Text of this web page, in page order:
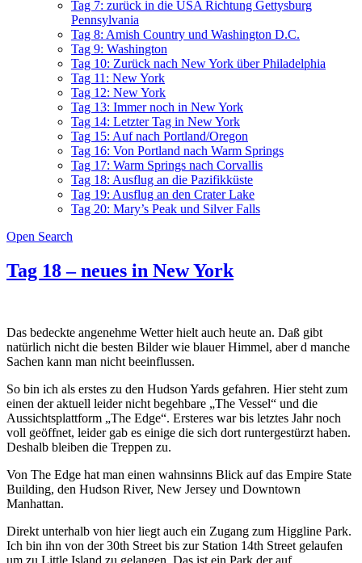
Tag 7: zurück in die USA Richtung Gettysburg
Pennsylvania
Tag 8: Amish Country und Washington D.C.
Tag 9: Washington
Tag 10: Zurück nach New York über Philadelphia
Tag 11: New York
Tag 12: New York
Tag 13: Immer noch in New York
Tag 14: Letzter Tag in New York
Tag 15: Auf nach Portland/Oregon
Tag 16: Von Portland nach Warm Springs
Tag 17: Warm Springs nach Corvallis
Tag 18: Ausflug an die Pazifikküste
Tag 19: Ausflug an den Crater Lake
Tag 20: Mary’s Peak und Silver Falls
Open Search
Tag 18 – neues in New York
Das bedeckte angenehme Wetter hielt auch heute an. Daß gibt
natürlich nicht die besten Bilder wie blauer Himmel, aber d manche
Sachen kann man nicht beeinflussen.
So bin ich als erstes zu den Hudson Yards gefahren. Hier steht zum
einen der aktuell leider nicht begehbare „The Vessel“ und die
Aussichtsplattform „The Edge“. Ersteres war bis letztes Jahr noch
voll geöffnet, leider gab es einige die sich dort runtergestürzt haben.
Deshalb bleiben die Treppen zu.
Von The Edge hat man einen wahnsinns Blick auf das Empire State
Building, den Hudson River, New Jersey und Downtown
Manhattan.
Direkt unterhalb von hier liegt auch ein Zugang zum Higgline Park.
Ich bin ihn von der 30th Street bis zur Station 14th Street gelaufen
um zu Little Island zu gelangen. Das ist ein Park der auf